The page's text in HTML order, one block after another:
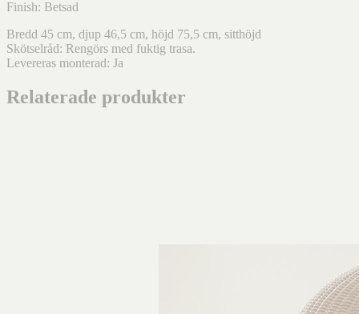
Finish: Betsad
Bredd 45 cm, djup 46,5 cm, höjd 75,5 cm, sitthöjd
Skötselråd: Rengörs med fuktig trasa.
Levereras monterad: Ja
Relaterade produkter